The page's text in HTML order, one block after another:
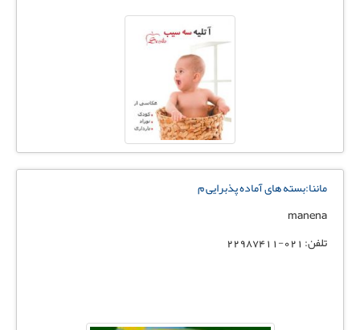
ماننا:بسته های آماده پذبرایی م
manena
تلفن: 021-22987411